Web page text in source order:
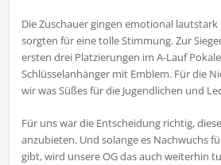
Die Zuschauer gingen emotional
sorgten für eine tolle Stimmung. Zur
ersten drei Platzierungen im A-Lauf
Schlüsselanhänger mit Emblem. Für die
wir was Süßes für die Jugendlichen und
Für uns war die Entscheidung richtig,
anzubieten. Und solange es Nachwuchs
gibt, wird unsere OG das auch weiterhin